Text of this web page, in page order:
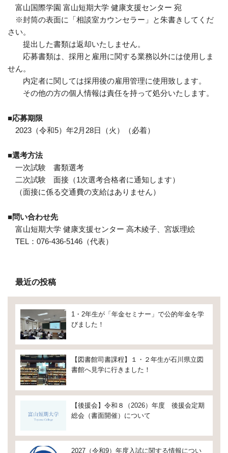
富山国際学園 富山短期大学 健康支援センター 宛
※封筒の表面に「相談室カウンセラー」と朱書きしてくだ
さい。
提出した書類は返却いたしません。
応募書類は、採用と雇用に関する業務以外には使用しま
せん。
内定者に関しては採用後の雇用管理に使用致します。
その他の方の個人情報は責任を持って処分いたします。
■応募期限
2023（令和5）年2月28日（火）（必着）
■選考方法
一次試験 書類選考
二次試験 面接（1次選考合格者に通知します）
（面接に係る交通費の支給はありません）
■問い合わせ先
富山短期大学 健康支援センター 高木綾子、宮坂理絵
TEL：076-436-5146（代表）
最近の投稿
1・2年生が「年金セミナー」で公的年金を学
びました！
【図書館司書課程】１・２年生が石川県立図
書館へ見学に行きました！
【後援会】令和８（2026）年度 後援会定期
総会（書面開催）について
2027（令和9）年度入試に関する情報につい